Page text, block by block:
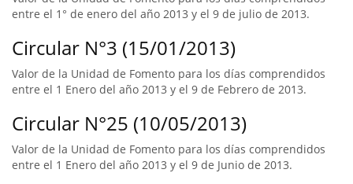
entre el 1° de enero del año 2013 y el 9 de julio de 2013.
Circular N°3 (15/01/2013)
Valor de la Unidad de Fomento para los días comprendidos
entre el 1 Enero del año 2013 y el 9 de Febrero de 2013.
Circular N°25 (10/05/2013)
Valor de la Unidad de Fomento para los días comprendidos
entre el 1 Enero del año 2013 y el 9 de Junio de 2013.